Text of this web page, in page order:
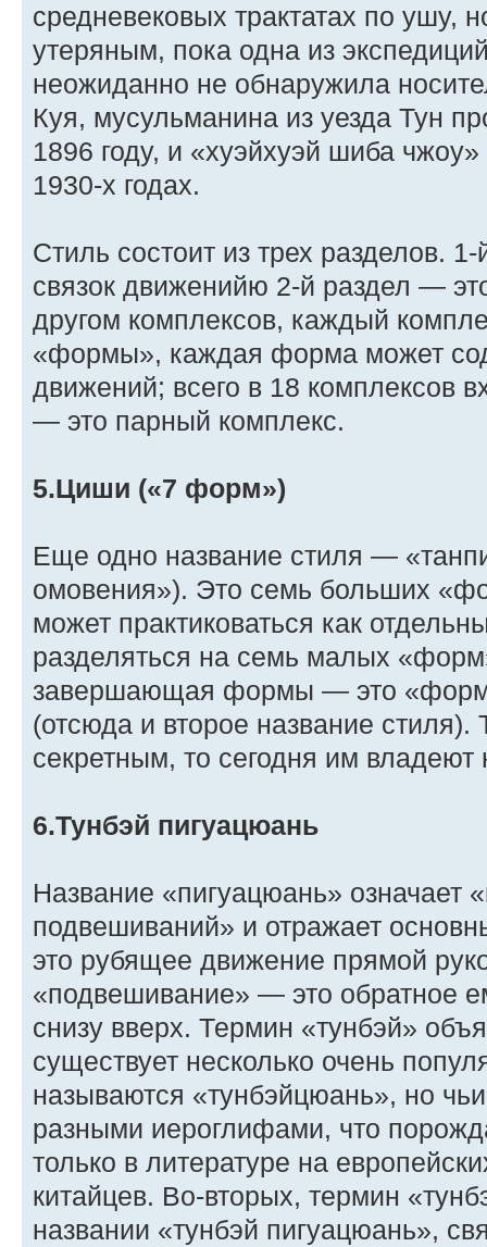
средневековых трактатах по ушу,
утеряным, пока одна из
неожиданно не обнаружила
Куя, мусульманина из уезда Тун
1896 году, и «хуэйхуэй шиба
1930-х годах.
Стиль состоит из трех разделов.
связок движенийю 2-й раздел —
другом комплексов, каждый
«формы», каждая форма может
движений; всего в 18 комплексов
— это парный комплекс.
5.Циши («7 форм»)
Еще одно название стиля —
омовения»). Это семь больших
может практиковаться как
разделяться на семь малых
завершающая формы — это
(отсюда и второе название стиля).
секретным, то сегодня им владеют
6.Тунбэй пигуацюань
Название «пигуацюань» означает
подвешиваний» и отражает
это рубящее движение прямой
«подвешивание» — это обратное
снизу вверх. Термин «тунбэй»
существует несколько очень
называются «тунбэйцюань», но
разными иероглифами, что
только в литературе на
китайцев. Во-вторых, термин
названии «тунбэй пигуацюань»,